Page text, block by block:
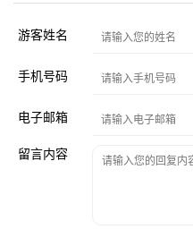
游客姓名
手机号码
电子邮箱
留言内容